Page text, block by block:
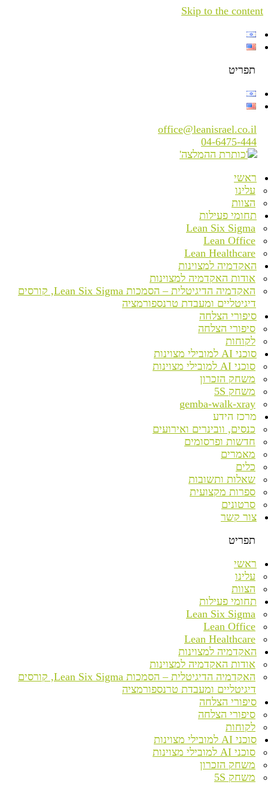
Skip to the content
תפריט
office@leanisrael.co.il
04-6475-444
ראשי
עלינו
הצוות
תחומי פעילות
Lean Six Sigma
Lean Office
Lean Healthcare
האקדמיה למצוינות
אודות האקדמיה למצוינות
האקדמיה הדיגיטלית – הסמכות Lean Six Sigma, קורסים
דיגיטליים ומעבדת טרנספורמציה
סיפורי הצלחה
סיפורי הצלחה
לקוחות
סוכני AI למובילי מצוינות
סוכני AI למובילי מצוינות
משחק הזכרון
משחק 5S
gemba-walk-xray
מרכז הידע
כנסים, וובינרים ואירועים
חדשות ופרסומים
מאמרים
כלים
שאלות ותשובות
ספרות מקצועית
סרטונים
צור קשר
תפריט
ראשי
עלינו
הצוות
תחומי פעילות
Lean Six Sigma
Lean Office
Lean Healthcare
האקדמיה למצוינות
אודות האקדמיה למצוינות
האקדמיה הדיגיטלית – הסמכות Lean Six Sigma, קורסים
דיגיטליים ומעבדת טרנספורמציה
סיפורי הצלחה
סיפורי הצלחה
לקוחות
סוכני AI למובילי מצוינות
סוכני AI למובילי מצוינות
משחק הזכרון
משחק 5S